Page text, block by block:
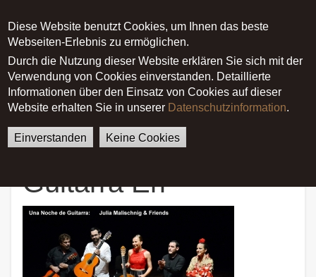
Diese Website benutzt Cookies, um Ihnen das beste
Webseiten-Erlebnis zu ermöglichen.
Durch die Nutzung dieser Website erklären Sie sich mit der
Verwendung von Cookies einverstanden. Detaillierte
Informationen über den Einsatz von Cookies auf dieser
Website erhalten Sie in unserer Datenschutzinformation.
Einverstanden Keine Cookies
Main menu
German English
Startseite
News
Una Noche de Guitarra Erl
Guitarra Erl